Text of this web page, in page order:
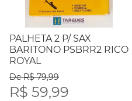
PALHETA 2 P/ SAX
BARITONO PSBRR2 RICO
ROYAL
De R$ 79,99
R$ 59,99